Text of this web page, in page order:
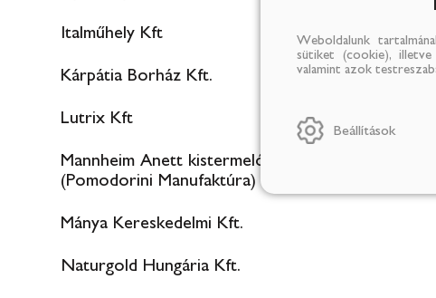
Italműhely Kft
Kárpátia Borház Kft.
Lutrix Kft
Mannheim Anett kistermelő
(Pomodorini Manufaktúra)
Mánya Kereskedelmi Kft.
Naturgold Hungária Kft.
Weboldalunk
sütiket (cookie), illetve
valamint azok
Beállítások